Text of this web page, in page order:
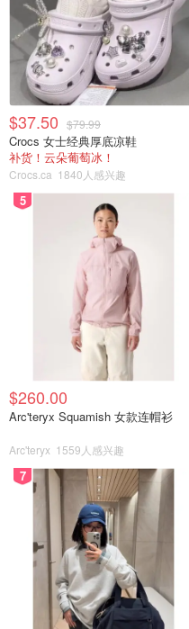
$37.50 $79.99
Crocs 女士经典厚底凉鞋
补货！云朵葡萄冰！
Crocs.ca 1840人感兴趣
5
$260.00
Arc'teryx Squamish 女款连帽衫
Arc'teryx 1559人感兴趣
7